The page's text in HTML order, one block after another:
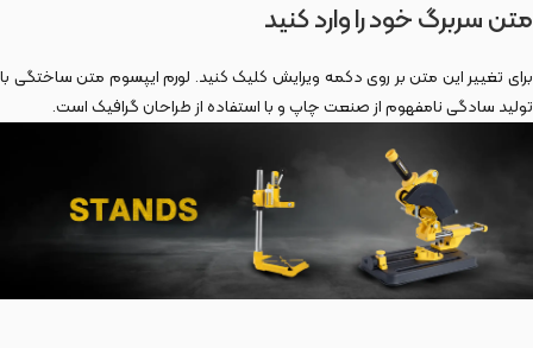
متن سربرگ خود را وارد کنید
برای تغییر این متن بر روی دکمه ویرایش کلیک کنید. لورم ایپسوم متن ساختگی با
تولید سادگی نامفهوم از صنعت چاپ و با استفاده از طراحان گرافیک است.